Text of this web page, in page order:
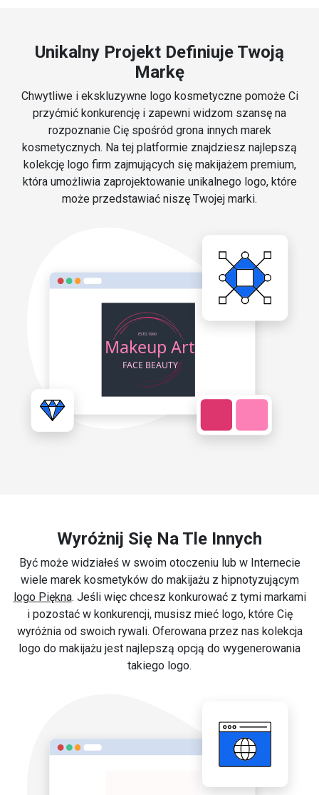
Unikalny Projekt Definiuje Twoją
Markę
Chwytliwe i ekskluzywne logo kosmetyczne pomoże Ci
przyćmić konkurencję i zapewni widzom szansę na
rozpoznanie Cię spośród grona innych marek
kosmetycznych. Na tej platformie znajdziesz najlepszą
kolekcję logo firm zajmujących się makijażem premium,
która umożliwia zaprojektowanie unikalnego logo, które
może przedstawiać niszę Twojej marki.
Wyróżnij Się Na Tle Innych
Być może widziałeś w swoim otoczeniu lub w Internecie
wiele marek kosmetyków do makijażu z hipnotyzującym
logo Piękna. Jeśli więc chcesz konkurować z tymi markami
i pozostać w konkurencji, musisz mieć logo, które Cię
wyróżnia od swoich rywali. Oferowana przez nas kolekcja
logo do makijażu jest najlepszą opcją do wygenerowania
takiego logo.